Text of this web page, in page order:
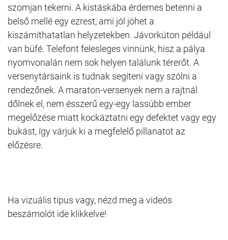
szomjan tekerni. A kistáskába érdemes betenni a
belső mellé egy ezrest, ami jól jöhet a
kiszámíthatatlan helyzetekben. Jávorkúton például
van büfé. Telefont felesleges vinnünk, hisz a pálya
nyomvonalán nem sok helyen találunk térerőt. A
versenytársaink is tudnak segíteni vagy szólni a
rendezőnek. A maraton-versenyek nem a rajtnál
dőlnek el, nem ésszerű egy-egy lassúbb ember
megelőzése miatt kockáztatni egy defektet vagy egy
bukást, így várjuk ki a megfelelő pillanatot az
előzésre.
Ha vizuális típus vagy, nézd meg a videós
beszámolót ide klikkelve!